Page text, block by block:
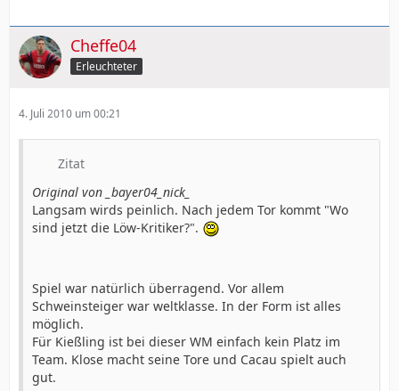
Cheffe04
Erleuchteter
4. Juli 2010 um 00:21
Zitat
Original von _bayer04_nick_
Langsam wirds peinlich. Nach jedem Tor kommt "Wo
sind jetzt die Löw-Kritiker?".
Spiel war natürlich überragend. Vor allem
Schweinsteiger war weltklasse. In der Form ist alles
möglich.
Für Kießling ist bei dieser WM einfach kein Platz im
Team. Klose macht seine Tore und Cacau spielt auch
gut.